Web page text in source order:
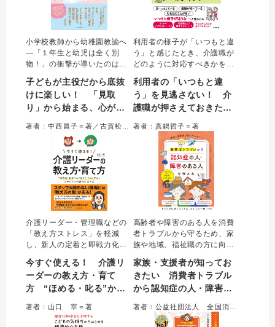
小学校教師から幼稚園教諭へ
―「１年生と幼児は全く別
物！」の衝撃が導いたのは、
並びでともに学ぶ」への大転
換。幼児の溢れる生命力と好
奇心に真正面から向き合う現
さ。あなたの「保育のまなざ
し」をアップデートする。
子どもが主役だから底抜
けに楽しい！ 「見取
り」から始まる、心が動
利用者の様子が「いつもと違
う」と感じたとき、介護職が
どのように対応すべきかを簡
イント、原因と考えられる病
気や状態、介護職としての対
応、医療職に報告すること、
利用者の「いつもと違
う」を見逃さない！ 介
護職が押さえておきたい
著者：真鍋哲子＝著
介護リーダー・管理職などの
「教え方ストレス」を軽減
し、新人の定着と即戦力化を
ガイド。心理学と教育理論に
もとづいた具体的な「教え方
の型」を提示し、指導者が
る、明日から使えるノウハウ
を網羅した一冊。
今すぐ使える！ 介護リ
ーダーの教え方・育て
方 “ほめる・叱る”か
ら“ＯＪＴ・１ｏｎ１”ま
でスタッフへの声かけ〇
著者：山口 宰＝著
高齢者や障害のある人を消費
者トラブルから守るため、家
族や地域、福祉職の方に向け
ンへの「気づき」や、心に寄
り添う「声かけ」、専門機関
への「つなぎ」かたを、具体
く解説した。
家族・支援者が知ってお
きたい 消費者トラブル
から認知症の人・障害の